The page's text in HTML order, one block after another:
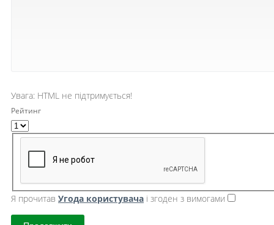
Увага: HTML не підтримується!
Рейтинг
Я прочитав Угода користувача і згоден з вимогами